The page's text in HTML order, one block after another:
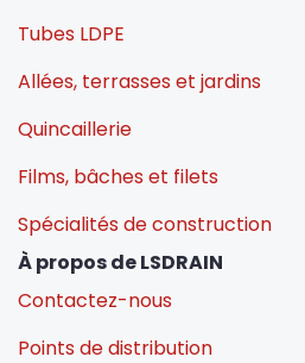
Tubes LDPE
Allées, terrasses et jardins
Quincaillerie
Films, bâches et filets
Spécialités de construction
À propos de LSDRAIN
Contactez-nous
Points de distribution